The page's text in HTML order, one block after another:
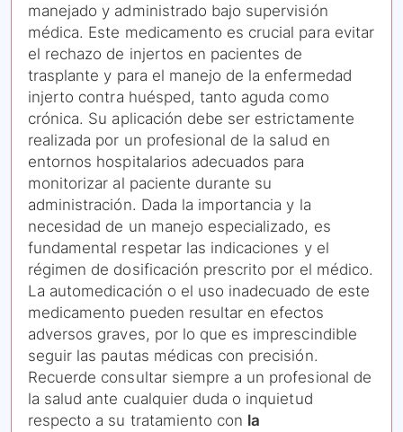
manejado y administrado bajo supervisión
médica. Este medicamento es crucial para evitar
el rechazo de injertos en pacientes de
trasplante y para el manejo de la enfermedad
injerto contra huésped, tanto aguda como
crónica. Su aplicación debe ser estrictamente
realizada por un profesional de la salud en
entornos hospitalarios adecuados para
monitorizar al paciente durante su
administración. Dada la importancia y la
necesidad de un manejo especializado, es
fundamental respetar las indicaciones y el
régimen de dosificación prescrito por el médico.
La automedicación o el uso inadecuado de este
medicamento pueden resultar en efectos
adversos graves, por lo que es imprescindible
seguir las pautas médicas con precisión.
Recuerde consultar siempre a un profesional de
la salud ante cualquier duda o inquietud
respecto a su tratamiento con la